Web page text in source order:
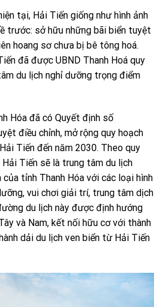
tại, Hải Tiến giống như hình ảnh
trước: sở hữu những bãi biển tuyệt
hoang sơ chưa bị bê tông hoá.
đã được UBND Thanh Hoá quy
du lịch nghỉ dưỡng trọng điểm
Hóa đã có Quyết định số
điều chỉnh, mở rộng quy hoạch
Tiến đến năm 2030. Theo quy
Tiến sẽ là trung tâm du lịch
tỉnh Thanh Hóa với các loại hình
vui chơi giải trí, trung tâm dịch
du lịch này được định hướng
và Nam, kết nối hữu cơ với thành
dải du lịch ven biển từ Hải Tiến